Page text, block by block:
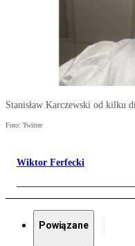
Stanisław Karczewski od kilku
Foto: Twitter
Wiktor Ferfecki
Powiązane